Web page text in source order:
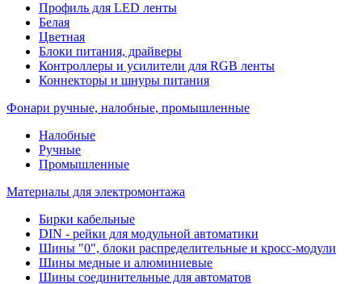
Профиль для LED ленты
Белая
Цветная
Блоки питания, драйверы
Контроллеры и усилители для RGB ленты
Коннекторы и шнуры питания
Фонари ручные, налобные, промышленные
Налобные
Ручные
Промышленные
Материалы для электромонтажа
Бирки кабельные
DIN - рейки для модульной автоматики
Шины "0", блоки распределительные и кросс-модули
Шины медные и алюминиевые
Шины соединительные для автоматов